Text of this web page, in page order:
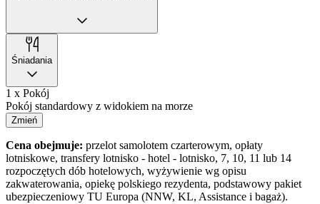
Śniadania
1 x Pokój
Pokój standardowy z widokiem na morze
Zmień
Cena obejmuje: przelot samolotem czarterowym, opłaty
lotniskowe, transfery lotnisko - hotel - lotnisko, 7, 10, 11 lub 14
rozpoczętych dób hotelowych, wyżywienie wg opisu
zakwaterowania, opiekę polskiego rezydenta, podstawowy pakiet
ubezpieczeniowy TU Europa (NNW, KL, Assistance i bagaż).